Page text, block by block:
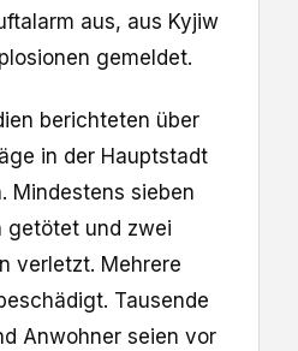
aus, aus Kyjiw
gemeldet.
berichteten über
in der Hauptstadt
Mindestens sieben
getötet und zwei
verletzt. Mehrere
Tausende
Anwohner seien vor